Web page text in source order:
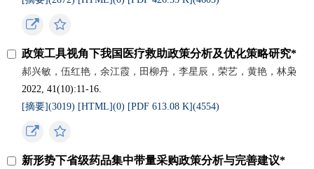
政策工具视角下我国医疗救助政策分析及优化策略研究*
郝兴敏，伍红艳，余江霞，田柳丹，李星辰，荣艺，黄艳，林枭
2022, 41(10):11-16.
[摘要](3019) [HTML](0) [PDF 613.08 K](4554)
新形势下省级药品集中带量采购政策分析与完善建议*